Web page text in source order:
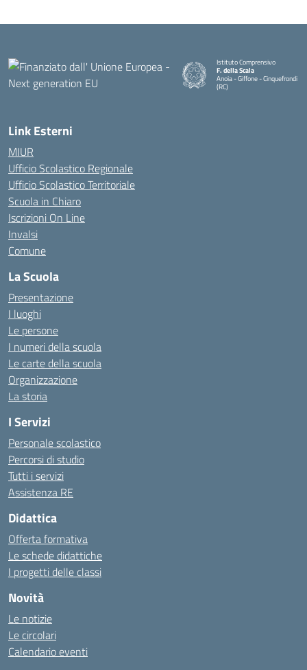
Istituto Comprensivo
F. della Scala
Anoia - Giffone - Cinquefrondi
(RC)
Link Esterni
MIUR
Ufficio Scolastico Regionale
Ufficio Scolastico Territoriale
Scuola in Chiaro
Iscrizioni On Line
Invalsi
Comune
La Scuola
Presentazione
I luoghi
Le persone
I numeri della scuola
Le carte della scuola
Organizzazione
La storia
I Servizi
Personale scolastico
Percorsi di studio
Tutti i servizi
Assistenza RE
Didattica
Offerta formativa
Le schede didattiche
I progetti delle classi
Novità
Le notizie
Le circolari
Calendario eventi